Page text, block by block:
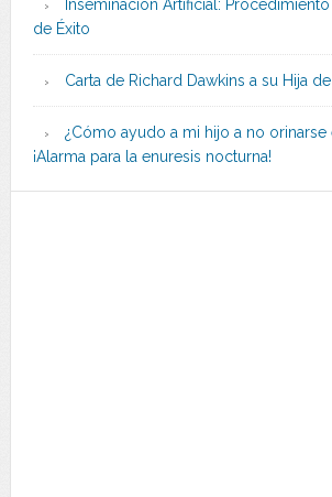
Inseminación Artificial:
de Éxito
Carta de Richard Dawkins a su Hija
¿Cómo ayudo a mi hijo a no orinarse
¡Alarma para la enuresis nocturna!